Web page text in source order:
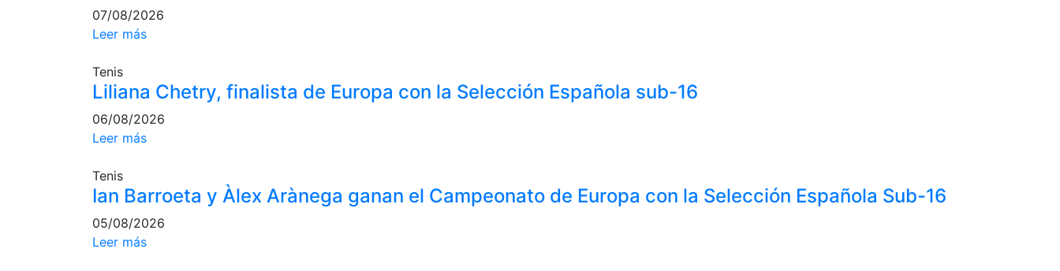
07/08/2026
Leer más
Tenis
Liliana Chetry, finalista de Europa con la Selección Española sub-16
06/08/2026
Leer más
Tenis
Ian Barroeta y Àlex Arànega ganan el Campeonato de Europa con la Selección Española Sub-16
05/08/2026
Leer más